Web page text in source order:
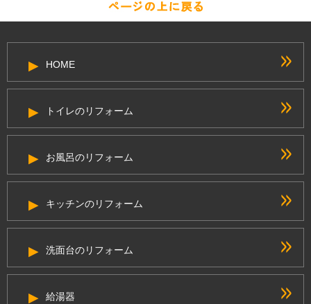
HOME
トイレのリフォーム
お風呂のリフォーム
キッチンのリフォーム
洗面台のリフォーム
給湯器